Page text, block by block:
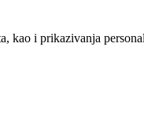
kao i prikazivanja